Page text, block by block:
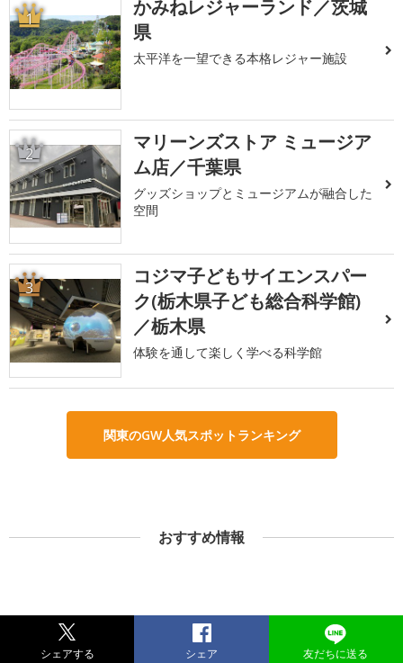
1
かみねレジャーランド／茨城
県
太平洋を一望できる本格レジャー施設
2
マリーンズストア ミュージア
ム店／千葉県
グッズショップとミュージアムが融合した
空間
3
コジマ子どもサイエンスパー
ク(栃木県子ども総合科学館)
／栃木県
体験を通して楽しく学べる科学館
関東のGW人気スポットランキング
おすすめ情報
シェアする シェア 友だちに送る